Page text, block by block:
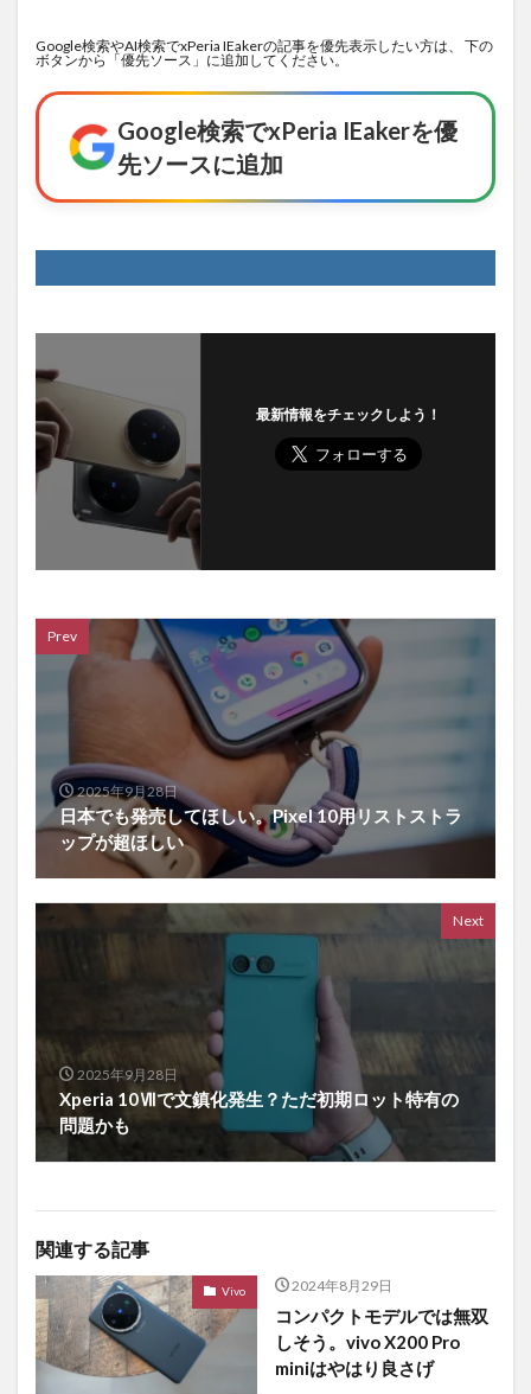
Google検索やAI検索でxPeria IEakerの記事を優先表示したい方は、 下の
ボタンから「優先ソース」に追加してください。
Google検索でxPeria IEakerを優
先ソースに追加
最新情報をチェックしよう！
Prev
2025年9月28日
日本でも発売してほしい。Pixel 10用リストストラ
ップが超ほしい
Next
2025年9月28日
Xperia 10Ⅶで文鎮化発生？ただ初期ロット特有の
問題かも
関連する記事
Vivo 2024年8月29日
コンパクトモデルでは無双
しそう。vivo X200 Pro
miniはやはり良さげ